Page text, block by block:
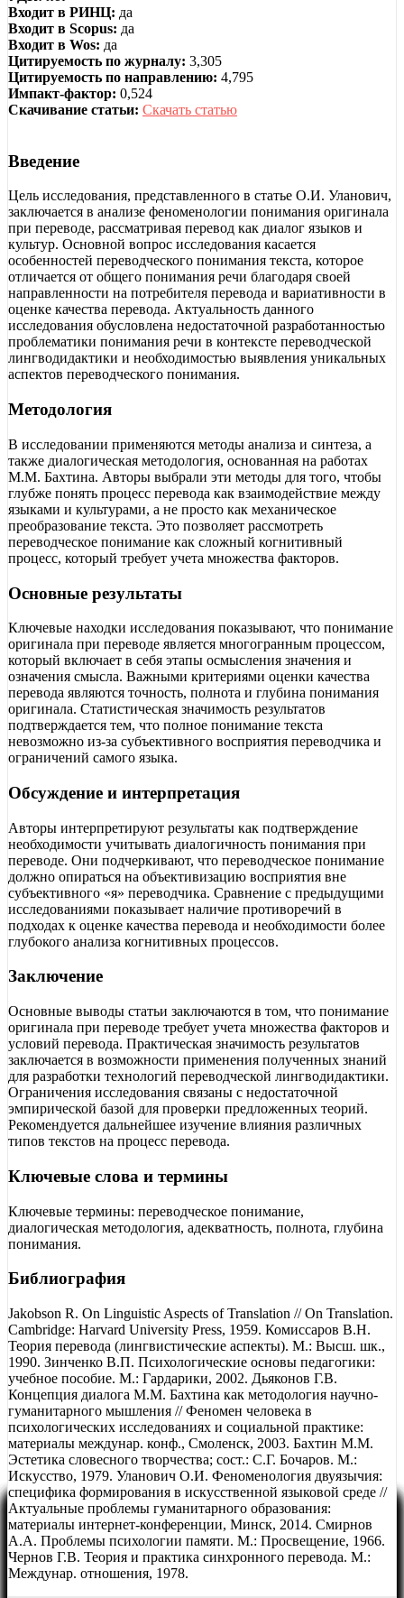
Входит в РИНЦ: да
Входит в Scopus: да
Входит в Wos: да
Цитируемость по журналу: 3,305
Цитируемость по направлению: 4,795
Импакт-фактор: 0,524
Скачивание статьи: Скачать статью
Введение
Цель исследования, представленного в статье О.И. Уланович,
заключается в анализе феноменологии понимания оригинала
при переводе, рассматривая перевод как диалог языков и
культур. Основной вопрос исследования касается
особенностей переводческого понимания текста, которое
отличается от общего понимания речи благодаря своей
направленности на потребителя перевода и вариативности в
оценке качества перевода. Актуальность данного
исследования обусловлена недостаточной разработанностью
проблематики понимания речи в контексте переводческой
лингводидактики и необходимостью выявления уникальных
аспектов переводческого понимания.
Методология
В исследовании применяются методы анализа и синтеза, а
также диалогическая методология, основанная на работах
М.М. Бахтина. Авторы выбрали эти методы для того, чтобы
глубже понять процесс перевода как взаимодействие между
языками и культурами, а не просто как механическое
преобразование текста. Это позволяет рассмотреть
переводческое понимание как сложный когнитивный
процесс, который требует учета множества факторов.
Основные результаты
Ключевые находки исследования показывают, что понимание
оригинала при переводе является многогранным процессом,
который включает в себя этапы осмысления значения и
означения смысла. Важными критериями оценки качества
перевода являются точность, полнота и глубина понимания
оригинала. Статистическая значимость результатов
подтверждается тем, что полное понимание текста
невозможно из-за субъективного восприятия переводчика и
ограничений самого языка.
Обсуждение и интерпретация
Авторы интерпретируют результаты как подтверждение
необходимости учитывать диалогичность понимания при
переводе. Они подчеркивают, что переводческое понимание
должно опираться на объективизацию восприятия вне
субъективного «я» переводчика. Сравнение с предыдущими
исследованиями показывает наличие противоречий в
подходах к оценке качества перевода и необходимости более
глубокого анализа когнитивных процессов.
Заключение
Основные выводы статьи заключаются в том, что понимание
оригинала при переводе требует учета множества факторов и
условий перевода. Практическая значимость результатов
заключается в возможности применения полученных знаний
для разработки технологий переводческой лингводидактики.
Ограничения исследования связаны с недостаточной
эмпирической базой для проверки предложенных теорий.
Рекомендуется дальнейшее изучение влияния различных
типов текстов на процесс перевода.
Ключевые слова и термины
Ключевые термины: переводческое понимание,
диалогическая методология, адекватность, полнота, глубина
понимания.
Библиография
Jakobson R. On Linguistic Aspects of Translation // On Translation.
Cambridge: Harvard University Press, 1959. Комиссаров В.Н.
Теория перевода (лингвистические аспекты). М.: Высш. шк.,
1990. Зинченко В.П. Психологические основы педагогики:
учебное пособие. М.: Гардарики, 2002. Дьяконов Г.В.
Концепция диалога М.М. Бахтина как методология научно-
гуманитарного мышления // Феномен человека в
психологических исследованиях и социальной практике:
материалы междунар. конф., Смоленск, 2003. Бахтин М.М.
Эстетика словесного творчества; сост.: С.Г. Бочаров. М.:
Искусство, 1979. Уланович О.И. Феноменология двуязычия:
специфика формирования в искусственной языковой среде //
Актуальные проблемы гуманитарного образования:
материалы интернет-конференции, Минск, 2014. Смирнов
А.А. Проблемы психологии памяти. М.: Просвещение, 1966.
Чернов Г.В. Теория и практика синхронного перевода. М.:
Междунар. отношения, 1978.